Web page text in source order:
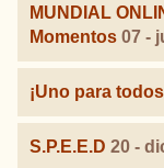
MUNDIAL
Momentos 07 -
¡Uno para
S.P.E.E.D 20 -